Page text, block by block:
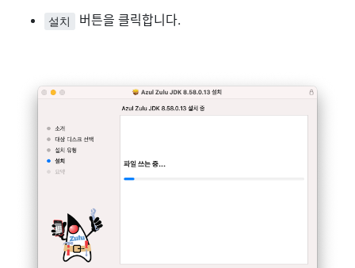
설치 버튼을 클릭합니다.